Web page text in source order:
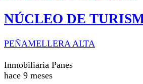
NÚCLEO DE
PEÑAMELLERA ALTA
Inmobiliaria Panes
hace 9 meses